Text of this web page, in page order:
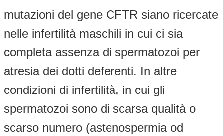
mutazioni del gene CFTR siano ricercate
nelle infertilità maschili in cui ci sia
completa assenza di spermatozoi per
atresia dei dotti deferenti. In altre
condizioni di infertilità, in cui gli
spermatozoi sono di scarsa qualità o
scarso numero (astenospermia od